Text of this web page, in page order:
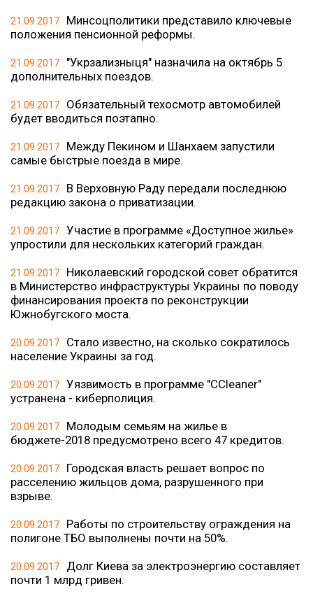
21.09.2017
Минсоцполитики представило ключевые
положения пенсионной реформы.
21.09.2017
"Укрзализныця" назначила на октябрь 5
дополнительных поездов.
21.09.2017
Обязательный техосмотр автомобилей
будет вводиться поэтапно.
21.09.2017
Между Пекином и Шанхаем запустили
самые быстрые поезда в мире.
21.09.2017
В Верховную Раду передали последнюю
редакцию закона о приватизации.
21.09.2017
Участие в программе «Доступное жилье»
упростили для нескольких категорий граждан.
21.09.2017
Николаевский городской совет обратится
в Министерство инфраструктуры Украины по поводу
финансирования проекта по реконструкции
Южнобугского моста.
20.09.2017
Стало известно, на сколько сократилось
население Украины за год.
20.09.2017
Уязвимость в программе "ССleaner"
устранена - киберполиция.
20.09.2017
Молодым семьям на жилье в
бюджете-2018 предусмотрено всего 47 кредитов.
20.09.2017
Городская власть решает вопрос по
расселению жильцов дома, разрушенного при
взрыве.
20.09.2017
Работы по строительству ограждения на
полигоне ТБО выполнены почти на 50%.
20.09.2017
Долг Киева за электроэнергию составляет
почти 1 млрд гривен.